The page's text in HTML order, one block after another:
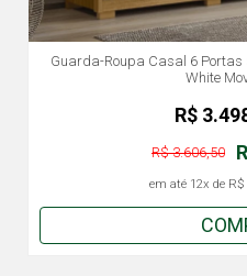
Guarda-Roupa Casal 6
White
R$ 3.606,50
em até 12x de R$
R$